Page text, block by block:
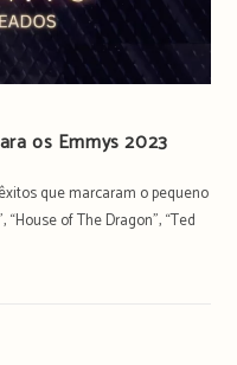
os Emmys 2023
que marcaram o pequeno
of The Dragon”, “Ted